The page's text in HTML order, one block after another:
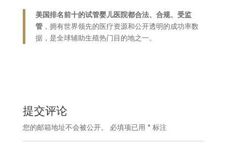
美国排名前十的试管婴儿医院都合法、合规、受监
管，拥有世界领先的医疗资源和公开透明的成功率数
据，是全球辅助生殖热门目的地之一。
提交评论
您的邮箱地址不会被公开。 必填项已用 *标注